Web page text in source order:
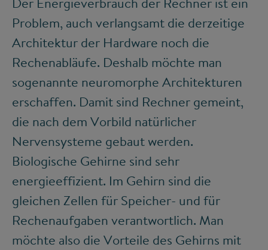
Problem, auch verlangsamt die derzeitige
Architektur der Hardware noch die
Rechenabläufe. Deshalb möchte man
sogenannte neuromorphe Architekturen
erschaffen. Damit sind Rechner gemeint,
die nach dem Vorbild natürlicher
Nervensysteme gebaut werden.
Biologische Gehirne sind sehr
energieeffizient. Im Gehirn sind die
gleichen Zellen für Speicher- und für
Rechenaufgaben verantwortlich. Man
möchte also die Vorteile des Gehirns mit